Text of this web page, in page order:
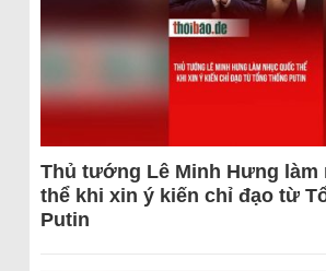
Thủ tướng Lê Minh Hưng làm
thể khi xin ý kiến chỉ đạo từ
Putin